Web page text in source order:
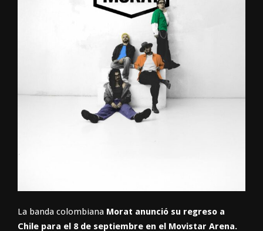
La banda colombiana Morat anunció su regreso a
Chile para el 8 de septiembre en el Movistar Arena.